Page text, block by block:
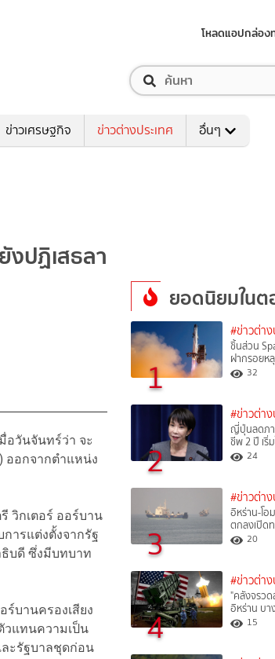
โหลดแอปกล่อง
ข่าวเศรษฐกิจ ข่าวต่างประเทศ อื่นๆ
งปฏิเสธลา
อวันจันทร์ว่า จะ
ออกจากตำแหน่ง
วิกเตอร์ ออร์บาน
ารแต่งตั้งจากรัฐ
บดี ซึ่งมีบทบาท
ร์บานครองเสียง
วแทนความเป็น
ะรัฐบาลชุดก่อน
ยอดนิยมใน
1
#ข่าวต่าง
ชิ้นส่วน
ฝากรอยห
32
2
#ข่าวต่าง
ญี่ปุ่นลดภา
ชีพ 2 ปี เริ่
24
3
#ข่าวต่าง
อิหร่าน-โอ
ตกลงเปิด
20
4
#ข่าวต่าง
"คลังจรวด
อิหร่าน บา
15